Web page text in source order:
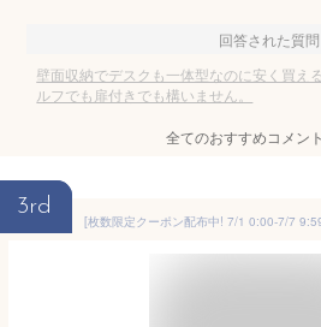
回答された質問
壁面収納でデスクも一体型なのに安く買え
ルフでも扉付きでも構いません。
全てのおすすめコメント
3rd